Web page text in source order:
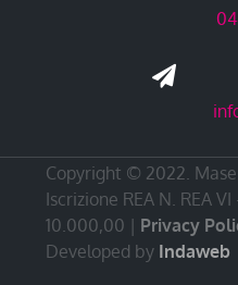

Copyright © 2022.
Iscrizione REA N. REA
10.000,00 | Privacy
Developed by Indaweb